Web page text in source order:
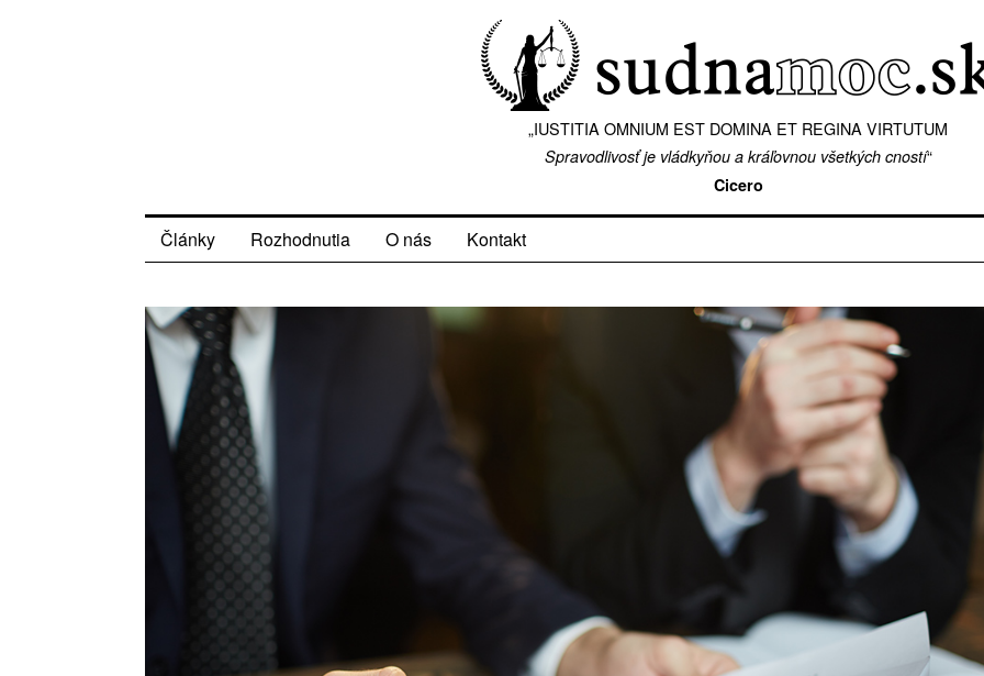
„IUSTITIA OMNIUM EST DOMINA ET REGINA VIRTUTUM
Spravodlivosť je vládkyňou a kráľovnou všetkých cností“
Cicero
Články Rozhodnutia O nás Kontakt